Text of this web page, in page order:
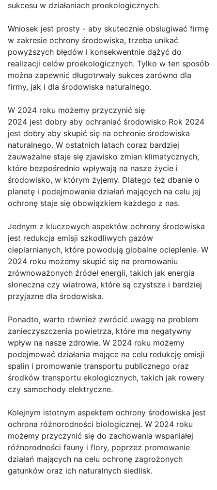
sukcesu w działaniach proekologicznych.
Wniosek jest prosty - aby skutecznie obsługiwać firmę
w zakresie ochrony środowiska, trzeba unikać
powyższych błędów i konsekwentnie dążyć do
realizacji celów proekologicznych. Tylko w ten sposób
można zapewnić długotrwały sukces zarówno dla
firmy, jak i dla środowiska naturalnego.
W 2024 roku możemy przyczynić się
2024 jest dobry aby ochraniać środowisko Rok 2024
jest dobry aby skupić się na ochronie środowiska
naturalnego. W ostatnich latach coraz bardziej
zauważalne staje się zjawisko zmian klimatycznych,
które bezpośrednio wpływają na nasze życie i
środowisko, w którym żyjemy. Dlatego też dbanie o
planetę i podejmowanie działań mających na celu jej
ochronę staje się obowiązkiem każdego z nas.
Jednym z kluczowych aspektów ochrony środowiska
jest redukcja emisji szkodliwych gazów
cieplarnianych, które powodują globalne ocieplenie. W
2024 roku możemy skupić się na promowaniu
zrównoważonych źródeł energii, takich jak energia
słoneczna czy wiatrowa, które są czystsze i bardziej
przyjazne dla środowiska.
Ponadto, warto również zwrócić uwagę na problem
zanieczyszczenia powietrza, które ma negatywny
wpływ na nasze zdrowie. W 2024 roku możemy
podejmować działania mające na celu redukcję emisji
spalin i promowanie transportu publicznego oraz
środków transportu ekologicznych, takich jak rowery
czy samochody elektryczne.
Kolejnym istotnym aspektem ochrony środowiska jest
ochrona różnorodności biologicznej. W 2024 roku
możemy przyczynić się do zachowania wspaniałej
różnorodności fauny i flory, poprzez promowanie
działań mających na celu ochronę zagrożonych
gatunków oraz ich naturalnych siedlisk.